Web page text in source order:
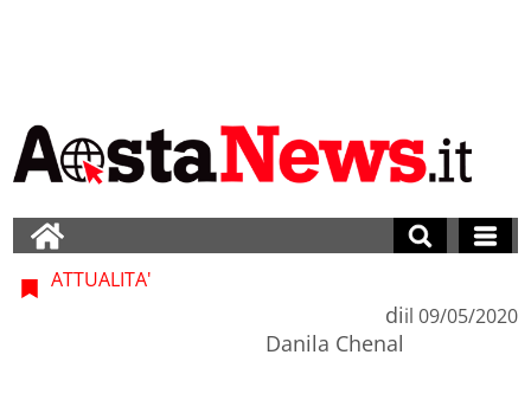
ATTUALITA'
di
Danila Chenal
il 09/05/2020